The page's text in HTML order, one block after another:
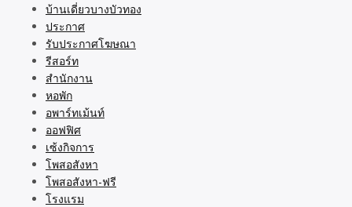
บ้านเดี่ยวบางบัวทอง
ประกาศ
รับประกาศโฆษณา
รีสอร์ท
สำนักงาน
หอพัก
อพาร์ทเม้นท์
ออฟฟิศ
เซ้งกิจการ
โพสอสังหา
โพสอสังหา-ฟรี
โรงแรม